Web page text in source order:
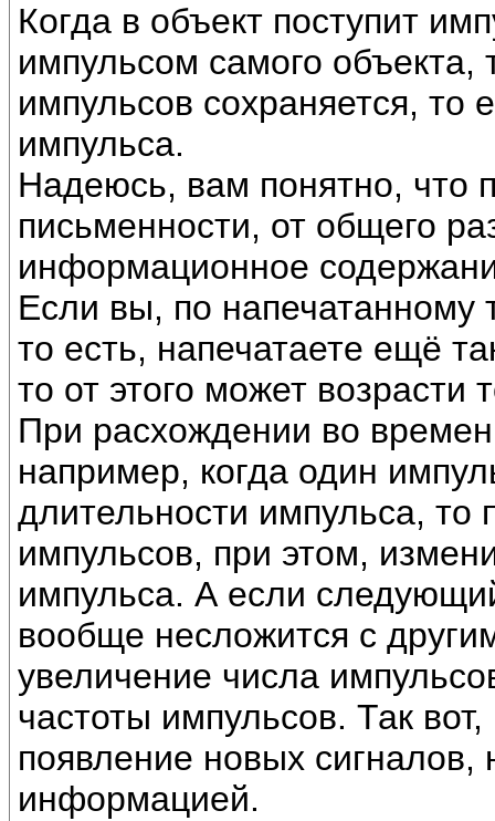
Когда в объект поступит
импульсом самого
импульсов сохраняется, то
импульса.
Надеюсь, вам понятно, что
письменности, от общего
информационное
Если вы, по напечатанному
то есть, напечатаете ещё
то от этого может возрасти
При расхождении во
например, когда один
длительности импульса, то
импульсов, при этом,
импульса. А если
вообще несложится с
увеличение числа
частоты импульсов. Так
появление новых сигналов,
информацией.